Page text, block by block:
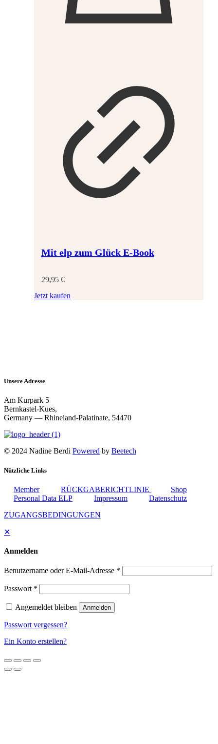
Mit elp zum Glück E-Book
29,95 €
Jetzt kaufen
Unsere Adresse
Am Kurpark 5
Bernkastel-Kues,
Germany — Rhineland-Palatinate, 54470
© 2024 Nadine Berdi Powered by Beetech
Nützliche Links
Member RÜCKGABERICHTLINIE
Shop
Personal Data ELP
Impressum
Datenschutz
ZUGANGSBEDINGUNGEN
✕
Anmelden
Benutzername oder E-Mail-Adresse *
Passwort *
Angemeldet bleiben Anmelden
Passwort vergessen?
Ein Konto erstellen?